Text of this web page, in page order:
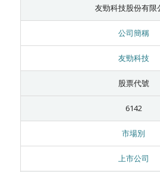
友勁科技股份有限
公司簡稱
友勁科技
股票代號
6142
市場別
上市公司